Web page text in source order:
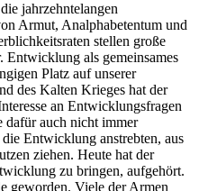
jahrzehntelangen
Armut, Analphabetentum und
stellen große
Entwicklung als gemeinsames
Platz auf unserer
des Kalten Krieges hat der
an Entwicklungsfragen
dafür auch nicht immer
Entwicklung anstrebten, aus
ziehen. Heute hat der
zu bringen, aufgehört.
geworden. Viele der Armen